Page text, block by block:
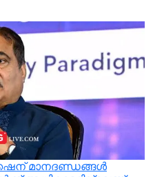
മാനദണ്ഡങ്ങള്‍